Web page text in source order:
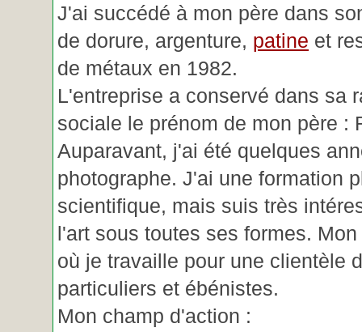
J'ai succédé à mon père dans
de dorure, argenture, patine et
de métaux en 1982.
L'entreprise a conservé dans sa
sociale le prénom de mon père :
Auparavant, j'ai été quelques
photographe. J'ai une formation
scientifique, mais suis très
l'art sous toutes ses formes.
où je travaille pour une clientèle
particuliers et ébénistes.
Mon champ d'action :